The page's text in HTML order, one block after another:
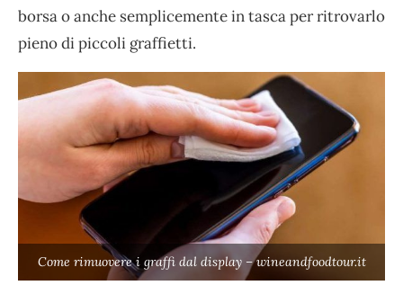
borsa o anche semplicemente in tasca per ritrovarlo
pieno di piccoli graffietti.
Come rimuovere i graffi dal display – wineandfoodtour.it